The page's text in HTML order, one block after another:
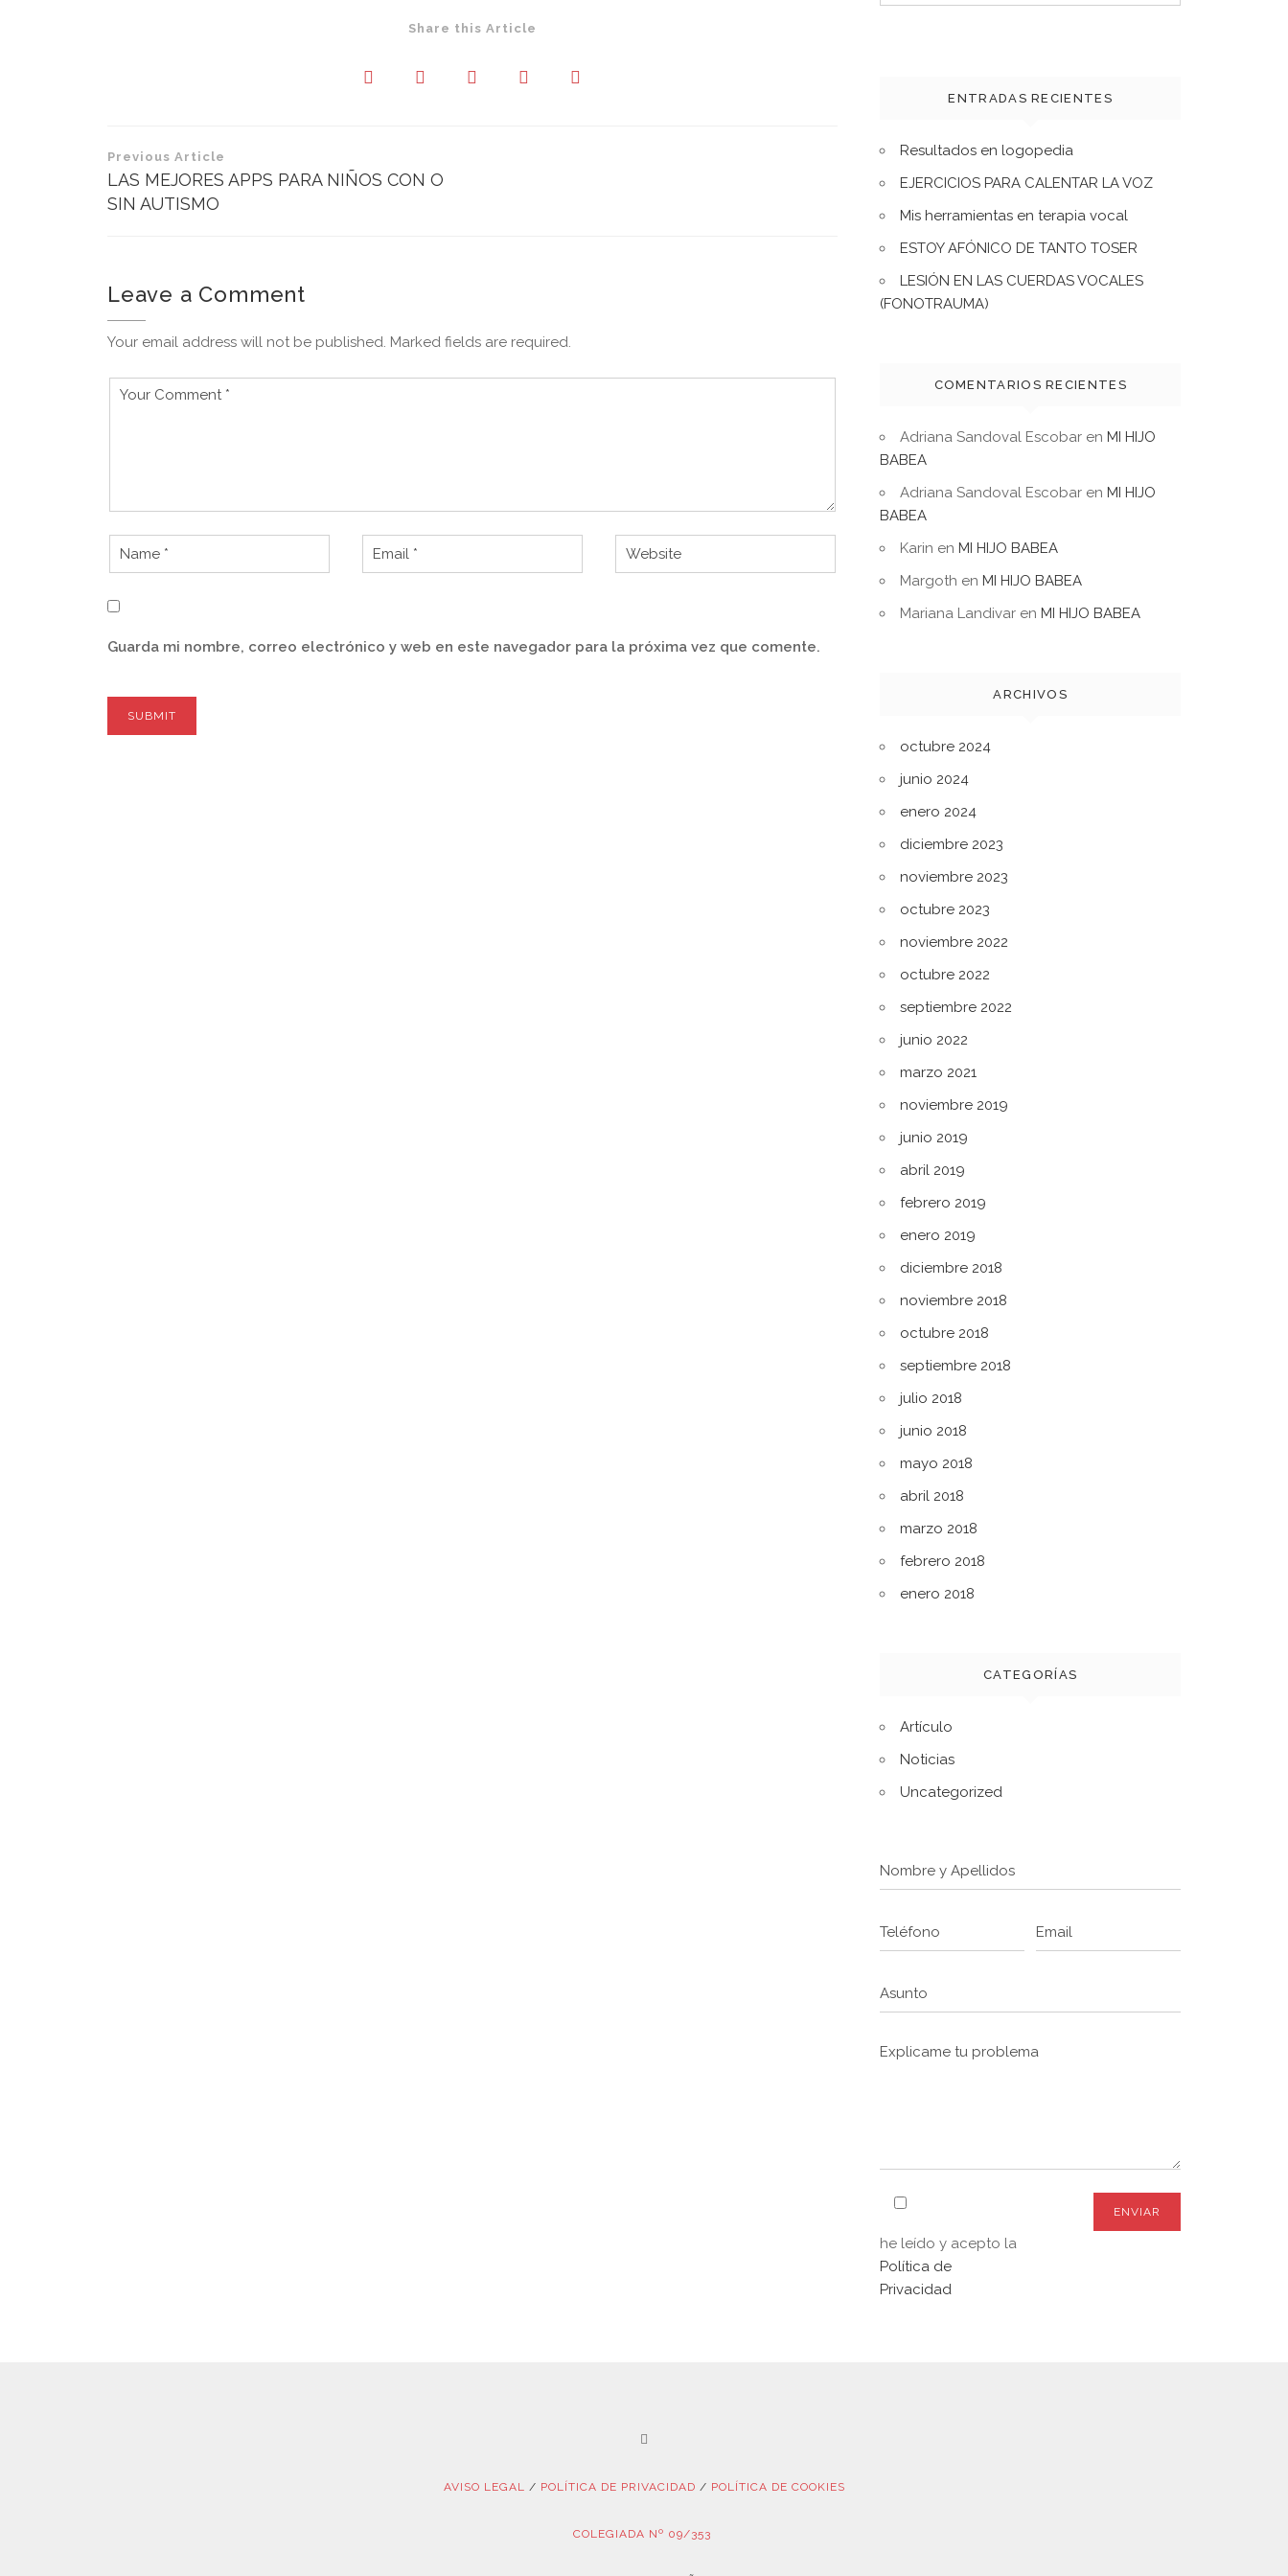
Share this Article
Navegación
de
Previous Article
LAS MEJORES APPS PARA NIÑOS CON O
SIN AUTISMO
Leave a Comment
Your email address will not be published. Marked fields are required.
Guarda mi nombre, correo electrónico y web en este navegador para la próxima vez que comente.
ENTRADAS RECIENTES
Resultados en logopedia
EJERCICIOS PARA CALENTAR LA VOZ
Mis herramientas en terapia vocal
ESTOY AFÓNICO DE TANTO TOSER
LESIÓN EN LAS CUERDAS VOCALES
(FONOTRAUMA)
COMENTARIOS RECIENTES
Adriana Sandoval Escobar en MI HIJO
BABEA
Adriana Sandoval Escobar en MI HIJO
BABEA
Karin en MI HIJO BABEA
Margoth en MI HIJO BABEA
Mariana Landivar en MI HIJO BABEA
ARCHIVOS
octubre 2024
junio 2024
enero 2024
diciembre 2023
noviembre 2023
octubre 2023
noviembre 2022
octubre 2022
septiembre 2022
junio 2022
marzo 2021
noviembre 2019
junio 2019
abril 2019
febrero 2019
enero 2019
diciembre 2018
noviembre 2018
octubre 2018
septiembre 2018
julio 2018
junio 2018
mayo 2018
abril 2018
marzo 2018
febrero 2018
enero 2018
CATEGORÍAS
Artículo
Noticias
Uncategorized
he leído y acepto la
Política de
Privacidad
AVISO LEGAL / POLÍTICA DE PRIVACIDAD / POLÍTICA DE COOKIES
COLEGIADA Nº 09/353